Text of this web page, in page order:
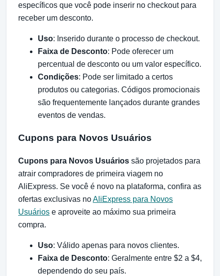
específicos que você pode inserir no checkout para
receber um desconto.
Uso: Inserido durante o processo de checkout.
Faixa de Desconto: Pode oferecer um
percentual de desconto ou um valor específico.
Condições: Pode ser limitado a certos
produtos ou categorias. Códigos promocionais
são frequentemente lançados durante grandes
eventos de vendas.
Cupons para Novos Usuários
Cupons para Novos Usuários são projetados para
atrair compradores de primeira viagem no
AliExpress. Se você é novo na plataforma, confira as
ofertas exclusivas noAliExpress para Novos
Usuários e aproveite ao máximo sua primeira
compra.
Uso: Válido apenas para novos clientes.
Faixa de Desconto: Geralmente entre $2 a $4,
dependendo do seu país.